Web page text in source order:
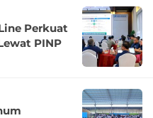
Perkuat
PINP